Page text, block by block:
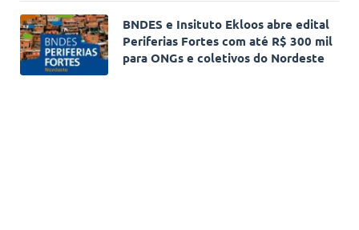
BNDES e Insituto Ekloos abre edital
Periferias Fortes com até R$ 300 mil
para ONGs e coletivos do Nordeste